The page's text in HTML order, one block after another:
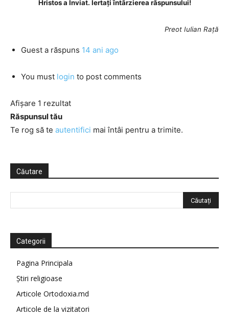
Hristos a Înviat. Iertați întârzierea răspunsului!
Preot Iulian Rață
Guest a răspuns 14 ani ago
You must login to post comments
Afișare 1 rezultat
Răspunsul tău
Te rog să te autentifici mai întâi pentru a trimite.
Căutare
Categorii
Pagina Principala
Știri religioase
Articole Ortodoxia.md
Articole de la vizitatori